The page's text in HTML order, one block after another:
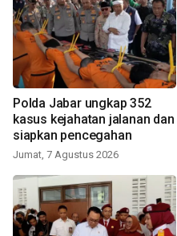
Polda Jabar ungkap 352
kasus kejahatan jalanan dan
siapkan pencegahan
Jumat, 7 Agustus 2026